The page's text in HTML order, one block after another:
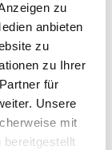
zu
anbieten
zu
zu Ihrer
für
Unsere
mit
bereitgestellt